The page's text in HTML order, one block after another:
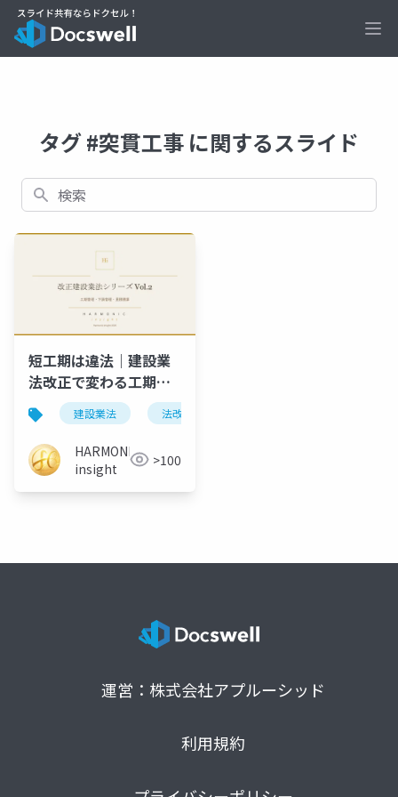
タグ #突貫工事 に関するスライド
検索
短工期は違法｜建設業
法改正で変わる工期・
下請・積算の実務
建設業法 法改正
HARMONIC
insight
>100
運営：株式会社アプルーシッド
利用規約